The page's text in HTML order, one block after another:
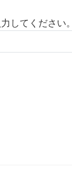
してください。